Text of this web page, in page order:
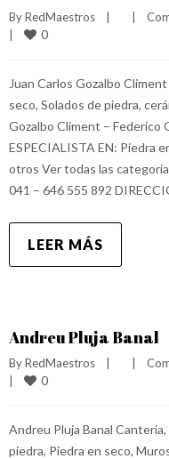
By RedMaestros
0
Juan Carlos Gozalbo
seco, Solados de piedra,
Gozalbo Climent – Federico
ESPECIALISTA EN: Piedra
otros Ver todas las
041 – 646 555 892
LEER MÁS
Andreu Pluja Banal
By RedMaestros
0
Andreu Pluja Banal
piedra, Piedra en seco,